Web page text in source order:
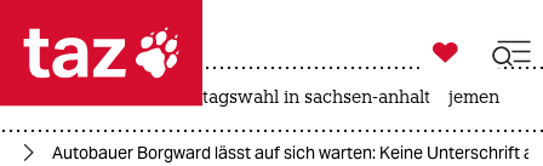
 taz zahl ich
taz zahl ich

taz zahl ich
landtagswahl in sachsen-anhalt jemen
Autobauer Borgward lässt auf sich warten: Keine Unterschrift